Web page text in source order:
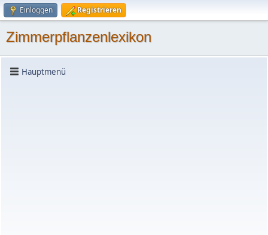
Einloggen Registrieren
Zimmerpflanzenlexikon
Hauptmenü